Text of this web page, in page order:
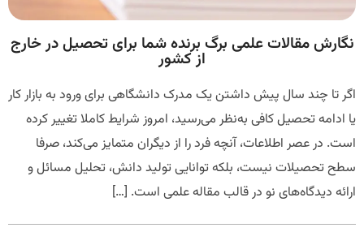
نگارش مقالات علمی برگ برنده شما برای تحصیل در خارج
از کشور
اگر تا چند سال پیش داشتن یک مدرک دانشگاهی برای ورود به بازار کار
یا ادامه تحصیل کافی به‌نظر می‌رسید، امروز شرایط کاملا تغییر کرده
است. در عصر اطلاعات، آنچه فرد را از دیگران متمایز می‌کند، صرفا
سطح تحصیلات نیست، بلکه توانایی تولید دانش، تحلیل مسائل و
ارائه دیدگاه‌های نو در قالب مقاله علمی است. […]